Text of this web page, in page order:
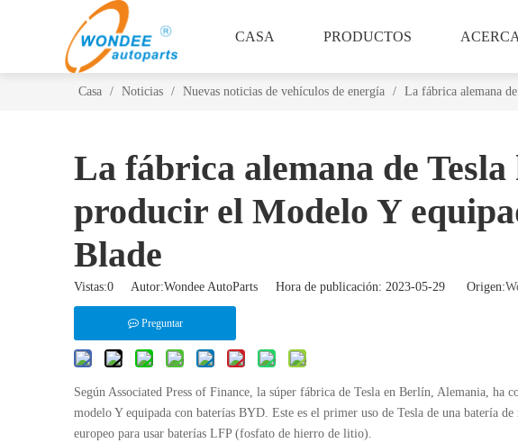
CASA PRODUCTOS
Casa / Noticias / Nuevas noticias de vehículos de energía / La fábrica alemana
La fábrica alemana de Tesla
producir el Modelo Y
Blade
Vistas:0 Autor:Wondee AutoParts Hora de publicación: 2023-05-29 Origen:
Preguntar
Según Associated Press of Finance, la súper fábrica de Tesla en Berlín, Alemania, ha
modelo Y equipada con baterías BYD. Este es el primer uso de Tesla de una batería
europeo para usar baterías LFP (fosfato de hierro de litio).